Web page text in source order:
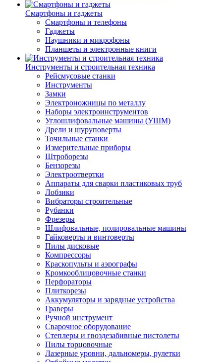
Смартфоны и гаджеты
Смартфоны и телефоны
Гаджеты
Наушники и микрофоны
Планшеты и электронные книги
Инструменты и строительная техника
Рейсмусовые станки
Инструменты
Замки
Электроножницы по металлу
Наборы электроинструментов
Углошлифовальные машины (УШМ)
Дрели и шуруповерты
Точильные станки
Измерительные приборы
Штроборезы
Бензорезы
Электроотвертки
Аппараты для сварки пластиковых труб
Лобзики
Вибраторы строительные
Рубанки
Фрезеры
Шлифовальные, полировальные машины
Гайковерты и винтоверты
Пилы дисковые
Компрессоры
Краскопульты и аэрографы
Кромкооблицовочные станки
Перфораторы
Плиткорезы
Аккумуляторы и зарядные устройства
Граверы
Ручной инструмент
Сварочное оборудование
Степлеры и гвоздезабивные пистолеты
Пилы торцовочные
Лазерные уровни, дальномеры, рулетки